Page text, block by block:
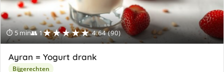
⏱ 5 min👥 1★★★★★ 4.64 (90)
Ayran = Yogurt drank
Bijgerechten